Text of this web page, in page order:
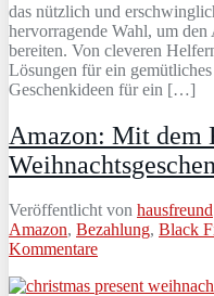
das nützlich und
hervorragende Wahl, um
bereiten. Von cleveren
Lösungen für ein
Geschenkideen für ein […]
Amazon: Mit dem
Veröffentlicht von hausfreund
Amazon, Bezahlung, Black
Kommentare